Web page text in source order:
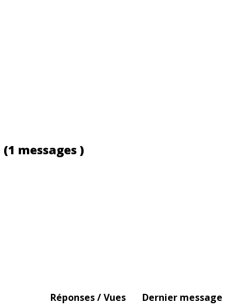
(1 messages )
Réponses / Vues
Dernier message